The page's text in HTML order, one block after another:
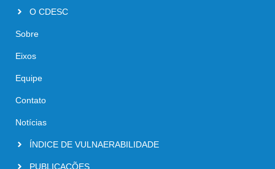
O CDESC
Sobre
Eixos
Equipe
Contato
Notícias
ÍNDICE DE VULNAERABILIDADE
PUBLICAÇÕES